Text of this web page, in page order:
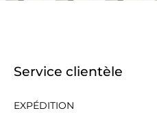
Service clientèle
EXPÉDITION